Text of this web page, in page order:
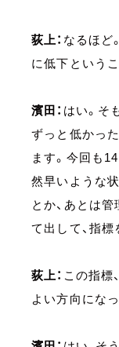
荻上： なるほど
に低下という
濱田： はい。そ
ずっと低かっ
ます。今回も
然早いような
とか、あとは
て出して、指
荻上： この指標
よい方向にな